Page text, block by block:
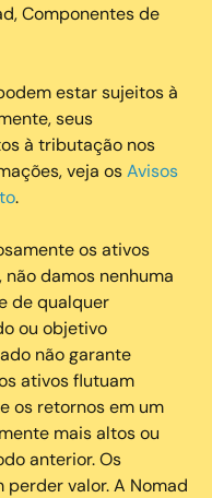
Componentes de
estar sujeitos à
seus
à tributação nos
veja osAvisos
.
os ativos
damos nenhuma
de qualquer
ou objetivo
não garante
ativos flutuam
os retornos em um
mais altos ou
anterior. Os
valor. A Nomad